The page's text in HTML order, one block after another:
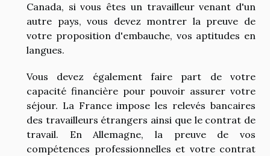
Canada, si vous êtes un travailleur venant d'un
autre pays, vous devez montrer la preuve de
votre proposition d'embauche, vos aptitudes en
langues.
Vous devez également faire part de votre
capacité financière pour pouvoir assurer votre
séjour. La France impose les relevés bancaires
des travailleurs étrangers ainsi que le contrat de
travail. En Allemagne, la preuve de vos
compétences professionnelles et votre contrat